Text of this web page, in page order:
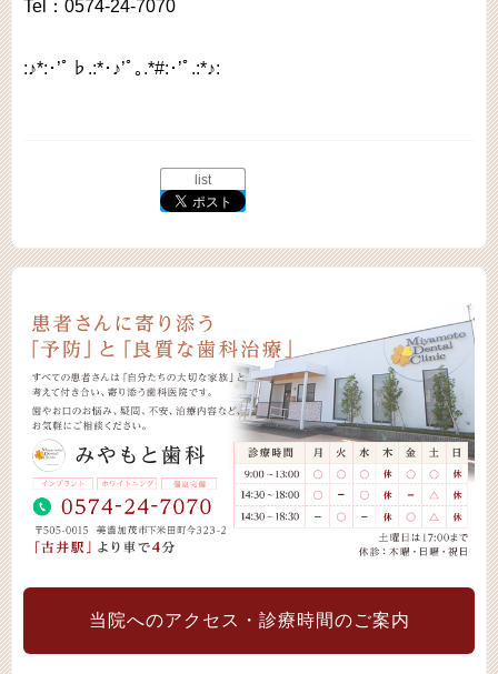
Tel：0574-24-7070
:♪*:･’ﾟ♭.:*･♪’ﾟ｡.*#:･’ﾟ.:*♪:
list
当院へのアクセス・診療時間のご案内